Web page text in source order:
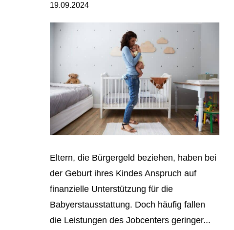
19.09.2024
Eltern, die Bürgergeld beziehen, haben bei
der Geburt ihres Kindes Anspruch auf
finanzielle Unterstützung für die
Babyerstausstattung. Doch häufig fallen
die Leistungen des Jobcenters geringer...